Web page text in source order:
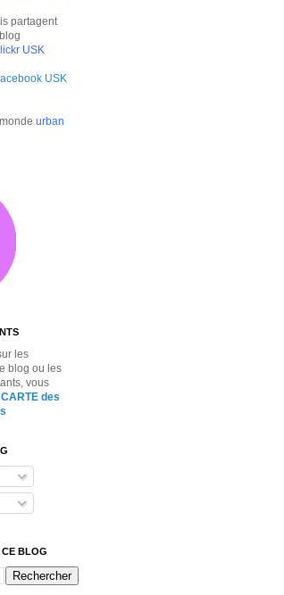
partagent
USK
USK
urban
les
blog ou les
vous
des
CE BLOG